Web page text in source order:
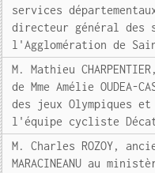
services
directeur général
l'Agglomération de
M. Mathieu
de Mme Amélie OUDEA-
des jeux Olympiques
l'équipe cycliste
M. Charles ROZOY,
MARACINEANU au